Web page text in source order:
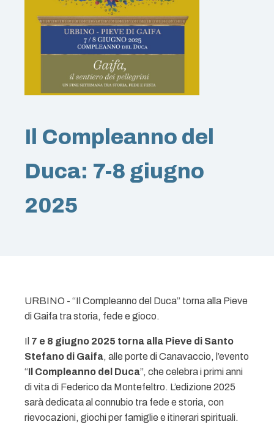
Il Compleanno del
Duca: 7-8 giugno
2025
URBINO - “Il Compleanno del Duca” torna alla Pieve
di Gaifa tra storia, fede e gioco.
Il 7 e 8 giugno 2025 torna alla Pieve di Santo
Stefano di Gaifa, alle porte di Canavaccio, l’evento
“Il Compleanno del Duca”, che celebra i primi anni
di vita di Federico da Montefeltro. L’edizione 2025
sarà dedicata al connubio tra fede e storia, con
rievocazioni, giochi per famiglie e itinerari spirituali.